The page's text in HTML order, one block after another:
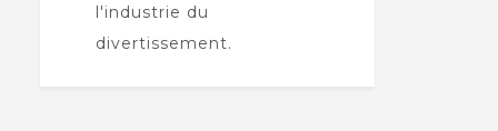
l'industrie du
divertissement.